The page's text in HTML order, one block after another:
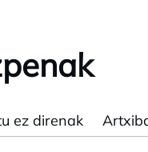
ez direnak